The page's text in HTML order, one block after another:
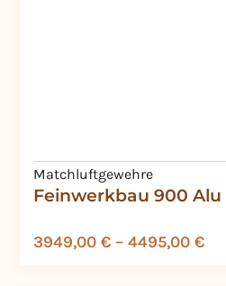
Feinwerkbau 900 Alu
Matchluftgewehre
3949,00 € – 4495,00 €